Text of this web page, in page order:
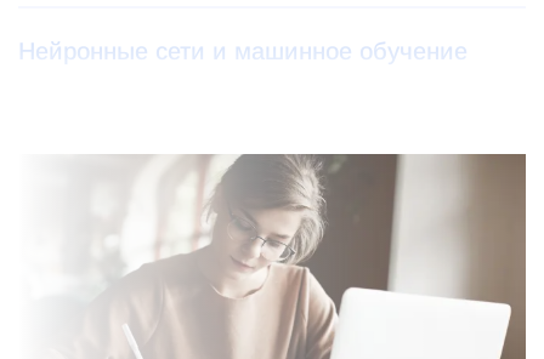
Нейронные сети и машинное обучение